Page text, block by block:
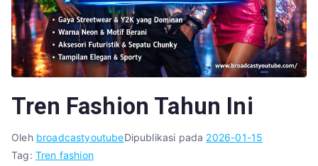
Tren Fashion Tahun Ini
Oleh broadcastyoutubeDipublikasi pada 2026-01-15
Tag: Tren fashion